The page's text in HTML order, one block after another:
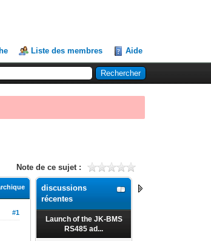
Liste des membres Aide
Note de ce sujet :
#1
discussions
récentes
Launch of the JK-BMS
RS485 ad...